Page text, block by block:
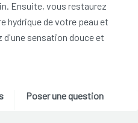
Ensuite, vous restaurez
hydrique de votre peau et
sensation douce et
Poser une question